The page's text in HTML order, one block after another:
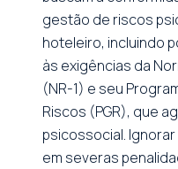
gestão de riscos
hoteleiro, incluindo
às exigências da
(NR-1) e seu
Riscos (PGR), que
psicossocial.
em severas